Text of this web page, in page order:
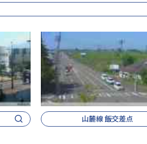
山麓線 飯交差点